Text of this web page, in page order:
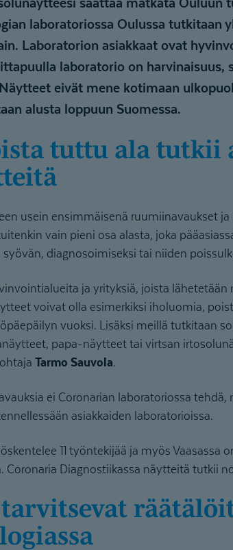
laboratoriossa Oulussa tutkitaan
Laboratorion asiakkaat ovat
laboratorio on harvinaisuus,
eivät mene kotimaan
alusta loppuun Suomessa.
usein ensimmäisenä ruumiinavaukset ja
vain pieni osa alasta, joka
diagnosoimiseksi tai niiden
ja yrityksiä, joista
voivat olla esimerkiksi iholuomia,
vuoksi. Lisäksi meillä tutkitaan
papa-näytteet tai virtsan
Tarmo Sauvola.
ei Coronarian laboratoriossa
asiakkaiden laboratorioissa.
11 työntekijää ja myös Vaasassa
Coronaria Diagnostiikassa näytteitä tutkii